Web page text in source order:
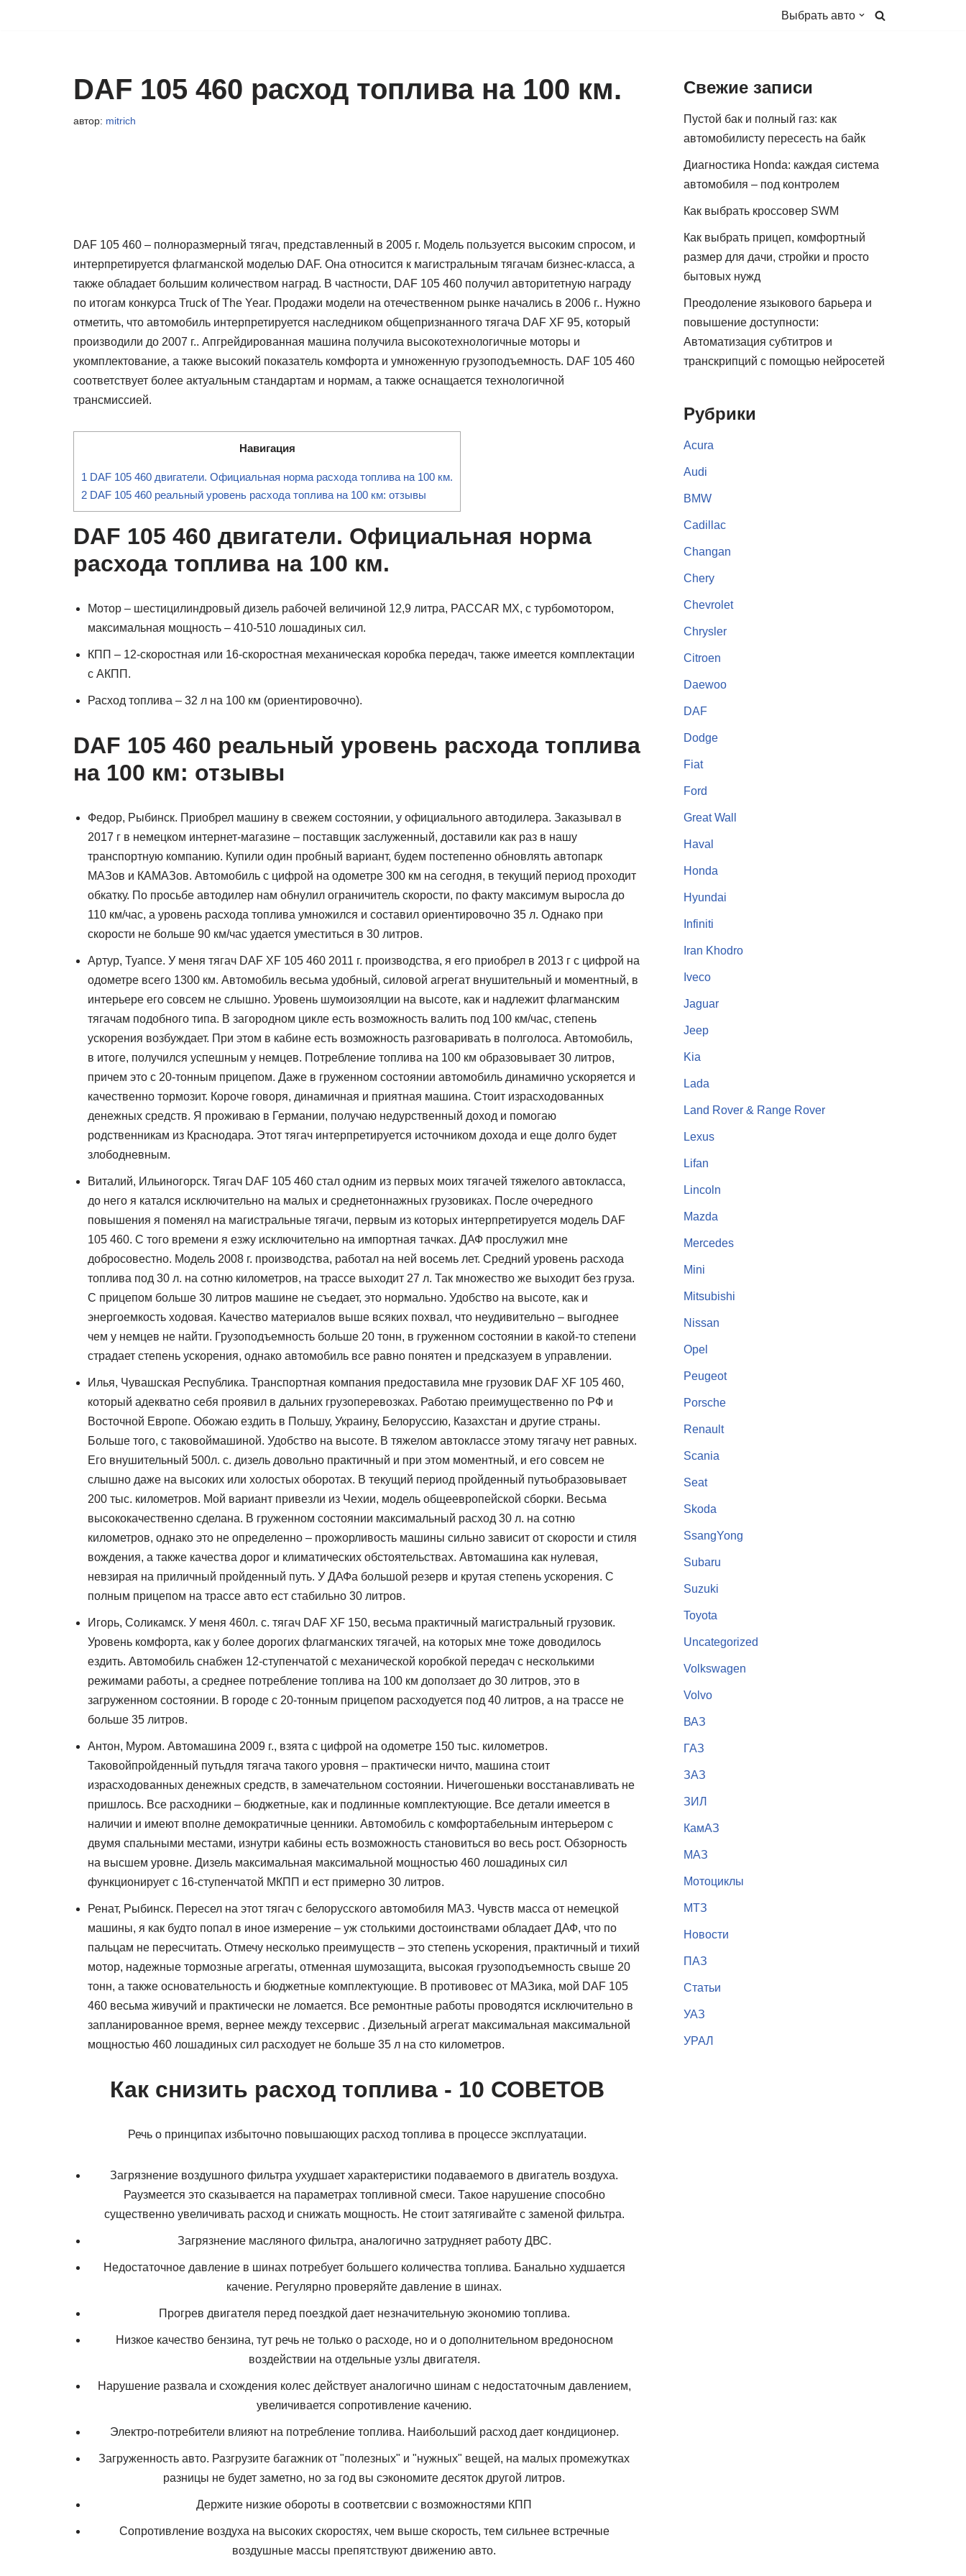
содержимому
Выбрать авто
DAF 105 460 расход топлива на 100 км.
автор: mitrich
DAF 105 460 – полноразмерный тягач, представленный в 2005 г. Модель пользуется высоким спросом, и
интерпретируется флагманской моделью DAF. Она относится к магистральным тягачам бизнес-класса, а
также обладает большим количеством наград. В частности, DAF 105 460 получил авторитетную награду
по итогам конкурса Truck of The Year. Продажи модели на отечественном рынке начались в 2006 г.. Нужно
отметить, что автомобиль интерпретируется наследником общепризнанного тягача DAF XF 95, который
производили до 2007 г.. Апгрейдированная машина получила высокотехнологичные моторы и
укомплектование, а также высокий показатель комфорта и умноженную грузоподъемность. DAF 105 460
соответствует более актуальным стандартам и нормам, а также оснащается технологичной
трансмиссией.
Навигация
1 DAF 105 460 двигатели. Официальная норма расхода топлива на 100 км.
2 DAF 105 460 реальный уровень расхода топлива на 100 км: отзывы
DAF 105 460 двигатели. Официальная норма
расхода топлива на 100 км.
Мотор – шестицилиндровый дизель рабочей величиной 12,9 литра, PACCAR MX, с турбомотором,
максимальная мощность – 410-510 лошадиных сил.
КПП – 12-скоростная или 16-скоростная механическая коробка передач, также имеется комплектации
с АКПП.
Расход топлива – 32 л на 100 км (ориентировочно).
DAF 105 460 реальный уровень расхода топлива
на 100 км: отзывы
Федор, Рыбинск. Приобрел машину в свежем состоянии, у официального автодилера. Заказывал в
2017 г в немецком интернет-магазине – поставщик заслуженный, доставили как раз в нашу
транспортную компанию. Купили один пробный вариант, будем постепенно обновлять автопарк
МАЗов и КАМАЗов. Автомобиль с цифрой на одометре 300 км на сегодня, в текущий период проходит
обкатку. По просьбе автодилер нам обнулил ограничитель скорости, по факту максимум выросла до
110 км/час, а уровень расхода топлива умножился и составил ориентировочно 35 л. Однако при
скорости не больше 90 км/час удается уместиться в 30 литров.
Артур, Туапсе. У меня тягач DAF XF 105 460 2011 г. производства, я его приобрел в 2013 г с цифрой на
одометре всего 1300 км. Автомобиль весьма удобный, силовой агрегат внушительный и моментный, в
интерьере его совсем не слышно. Уровень шумоизоялции на высоте, как и надлежит флагманским
тягачам подобного типа. В загородном цикле есть возможность валить под 100 км/час, степень
ускорения возбуждает. При этом в кабине есть возможность разговаривать в полголоса. Автомобиль,
в итоге, получился успешным у немцев. Потребление топлива на 100 км образовывает 30 литров,
причем это с 20-тонным прицепом. Даже в груженном состоянии автомобиль динамично ускоряется и
качественно тормозит. Короче говоря, динамичная и приятная машина. Стоит израсходованных
денежных средств. Я проживаю в Германии, получаю недурственный доход и помогаю
родственникам из Краснодара. Этот тягач интерпретируется источником дохода и еще долго будет
злободневным.
Виталий, Ильиногорск. Тягач DAF 105 460 стал одним из первых моих тягачей тяжелого автокласса,
до него я катался исключительно на малых и среднетоннажных грузовиках. После очередного
повышения я поменял на магистральные тягачи, первым из которых интерпретируется модель DAF
105 460. С того времени я езжу исключительно на импортная тачках. ДАФ прослужил мне
добросовестно. Модель 2008 г. производства, работал на ней восемь лет. Средний уровень расхода
топлива под 30 л. на сотню километров, на трассе выходит 27 л. Так множество же выходит без груза.
С прицепом больше 30 литров машине не съедает, это нормально. Удобство на высоте, как и
энергоемкость ходовая. Качество материалов выше всяких похвал, что неудивительно – выгоднее
чем у немцев не найти. Грузоподъемность больше 20 тонн, в груженном состоянии в какой-то степени
страдает степень ускорения, однако автомобиль все равно понятен и предсказуем в управлении.
Илья, Чувашская Республика. Транспортная компания предоставила мне грузовик DAF XF 105 460,
который адекватно себя проявил в дальних грузоперевозках. Работаю преимущественно по РФ и
Восточной Европе. Обожаю ездить в Польшу, Украину, Белоруссию, Казахстан и другие страны.
Больше того, с таковоймашиной. Удобство на высоте. В тяжелом автоклассе этому тягачу нет равных.
Его внушительный 500л. с. дизель довольно практичный и при этом моментный, и его совсем не
слышно даже на высоких или холостых оборотах. В текущий период пройденный путьобразовывает
200 тыс. километров. Мой вариант привезли из Чехии, модель общеевропейской сборки. Весьма
высококачественно сделана. В груженном состоянии максимальный расход 30 л. на сотню
километров, однако это не определенно – прожорливость машины сильно зависит от скорости и стиля
вождения, а также качества дорог и климатических обстоятельствах. Автомашина как нулевая,
невзирая на приличный пройденный путь. У ДАФа большой резерв и крутая степень ускорения. С
полным прицепом на трассе авто ест стабильно 30 литров.
Игорь, Соликамск. У меня 460л. с. тягач DAF XF 150, весьма практичный магистральный грузовик.
Уровень комфорта, как у более дорогих флагманских тягачей, на которых мне тоже доводилось
ездить. Автомобиль снабжен 12-ступенчатой с механической коробкой передач с несколькими
режимами работы, а среднее потребление топлива на 100 км доползает до 30 литров, это в
загруженном состоянии. В городе с 20-тонным прицепом расходуется под 40 литров, а на трассе не
больше 35 литров.
Антон, Муром. Автомашина 2009 г., взята с цифрой на одометре 150 тыс. километров.
Таковойпройденный путьдля тягача такого уровня – практически ничто, машина стоит
израсходованных денежных средств, в замечательном состоянии. Ничегошеньки восстанавливать не
пришлось. Все расходники – бюджетные, как и подлинные комплектующие. Все детали имеется в
наличии и имеют вполне демократичные ценники. Автомобиль с комфортабельным интерьером с
двумя спальными местами, изнутри кабины есть возможность становиться во весь рост. Обзорность
на высшем уровне. Дизель максимальная максимальной мощностью 460 лошадиных сил
функционирует с 16-ступенчатой МКПП и ест примерно 30 литров.
Ренат, Рыбинск. Пересел на этот тягач с белорусского автомобиля МАЗ. Чувств масса от немецкой
машины, я как будто попал в иное измерение – уж столькими достоинствами обладает ДАФ, что по
пальцам не пересчитать. Отмечу несколько преимуществ – это степень ускорения, практичный и тихий
мотор, надежные тормозные агрегаты, отменная шумозащита, высокая грузоподъемность свыше 20
тонн, а также основательность и бюджетные комплектующие. В противовес от МАЗика, мой DAF 105
460 весьма живучий и практически не ломается. Все ремонтные работы проводятся исключительно в
запланированное время, вернее между техсервис . Дизельный агрегат максимальная максимальной
мощностью 460 лошадиных сил расходует не больше 35 л на сто километров.
Как снизить расход топлива - 10 СОВЕТОВ
Речь о принципах избыточно повышающих расход топлива в процессе эксплуатации.
Загрязнение воздушного фильтра ухудшает характеристики подаваемого в двигатель воздуха.
Раузмеется это сказывается на параметрах топливной смеси. Такое нарушение способно
существенно увеличивать расход и снижать мощность. Не стоит затягивайте с заменой фильтра.
Загрязнение масляного фильтра, аналогично затрудняет работу ДВС.
Недостаточное давление в шинах потребует большего количества топлива. Банально худшается
качение. Регулярно проверяйте давление в шинах.
Прогрев двигателя перед поездкой дает незначительную экономию топлива.
Низкое качество бензина, тут речь не только о расходе, но и о дополнительном вредоносном
воздействии на отдельные узлы двигателя.
Нарушение развала и схождения колес действует аналогично шинам с недостаточным давлением,
увеличивается сопротивление качению.
Электро-потребители влияют на потребление топлива. Наибольший расход дает кондиционер.
Загруженность авто. Разгрузите багажник от "полезных" и "нужных" вещей, на малых промежутках
разницы не будет заметно, но за год вы сэкономите десяток другой литров.
Держите низкие обороты в соответсвии с возможностями КПП
Сопротивление воздуха на высоких скоростях, чем выше скорость, тем сильнее встречные
воздушные массы препятствуют движению авто.
Свежие записи
Пустой бак и полный газ: как
автомобилисту пересесть на байк
Диагностика Honda: каждая система
автомобиля – под контролем
Как выбрать кроссовер SWM
Как выбрать прицеп, комфортный
размер для дачи, стройки и просто
бытовых нужд
Преодоление языкового барьера и
повышение доступности:
Автоматизация субтитров и
транскрипций с помощью нейросетей
Рубрики
Acura
Audi
BMW
Cadillac
Changan
Chery
Chevrolet
Chrysler
Citroen
Daewoo
DAF
Dodge
Fiat
Ford
Great Wall
Haval
Honda
Hyundai
Infiniti
Iran Khodro
Iveco
Jaguar
Jeep
Kia
Lada
Land Rover & Range Rover
Lexus
Lifan
Lincoln
Mazda
Mercedes
Mini
Mitsubishi
Nissan
Opel
Peugeot
Porsche
Renault
Scania
Seat
Skoda
SsangYong
Subaru
Suzuki
Toyota
Uncategorized
Volkswagen
Volvo
ВАЗ
ГАЗ
ЗАЗ
ЗИЛ
КамАЗ
МАЗ
Мотоциклы
МТЗ
Новости
ПАЗ
Статьи
УАЗ
УРАЛ